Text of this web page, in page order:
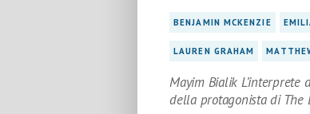
BENJAMIN MCKENZIE
LAUREN GRAHAM
Mayim Bialik
della protagonista di The